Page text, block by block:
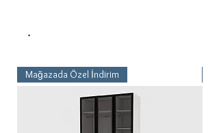
.
Mağazada Özel İndirim